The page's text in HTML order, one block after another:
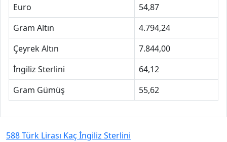
Euro
54,87
Gram Altın
4.794,24
Çeyrek Altın
7.844,00
İngiliz Sterlini
64,12
Gram Gümüş
55,62
588 Türk Lirası Kaç İngiliz Sterlini